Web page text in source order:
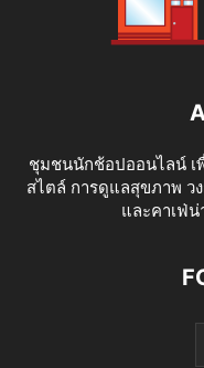
ชุมชนนักช้อปออนไลน์ เ
สไตล์ การดูแลสุขภาพ วง
และคาเฟ่